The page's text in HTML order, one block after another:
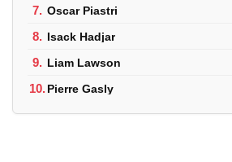
7. Oscar Piastri
8. Isack Hadjar
9. Liam Lawson
10.Pierre Gasly